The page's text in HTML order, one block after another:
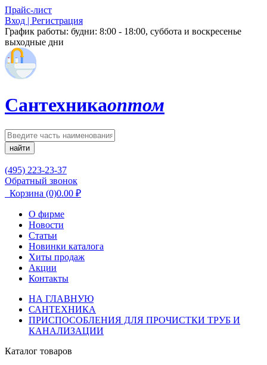
Прайс-лист
Вход | Регистрация
График работы: будни: 8:00 - 18:00, суббота и воскресенье
выходные дни
Сантехникаоптом
найти
(495) 223-23-37
Обратный звонок
Корзина (0)0.00 ₽
О фирме
Новости
Статьи
Новинки каталога
Хиты продаж
Акции
Контакты
НА ГЛАВНУЮ
САНТЕХНИКА
ПРИСПОСОБЛЕНИЯ ДЛЯ ПРОЧИСТКИ ТРУБ И
КАНАЛИЗАЦИИ
Каталог товаров